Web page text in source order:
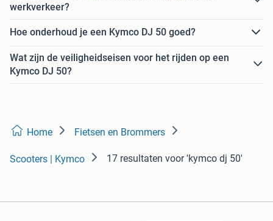
werkverkeer?
Hoe onderhoud je een Kymco DJ 50 goed?
Wat zijn de veiligheidseisen voor het rijden op een
Kymco DJ 50?
Home Fietsen en Brommers
Scooters | Kymco 17 resultaten voor 'kymco dj 50'